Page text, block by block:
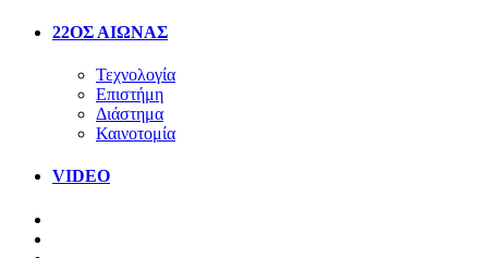
22ΟΣ ΑΙΩΝΑΣ
Τεχνολογία
Επιστήμη
Διάστημα
Καινοτομία
VIDEO